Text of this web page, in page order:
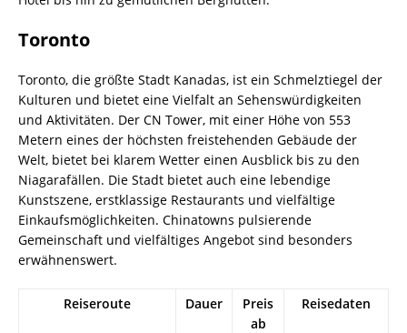
Toronto
Toronto, die größte Stadt Kanadas, ist ein Schmelztiegel der
Kulturen und bietet eine Vielfalt an Sehenswürdigkeiten
und Aktivitäten. Der CN Tower, mit einer Höhe von 553
Metern eines der höchsten freistehenden Gebäude der
Welt, bietet bei klarem Wetter einen Ausblick bis zu den
Niagarafällen. Die Stadt bietet auch eine lebendige
Kunstszene, erstklassige Restaurants und vielfältige
Einkaufsmöglichkeiten. Chinatowns pulsierende
Gemeinschaft und vielfältiges Angebot sind besonders
erwähnenswert.
Reiseroute Dauer
Preis
ab
Reisedaten